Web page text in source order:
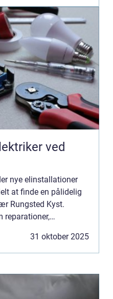
ved
nye elinstallationer
at finde en pålidelig
Rungsted Kyst.
reparationer,
31 oktober 2025